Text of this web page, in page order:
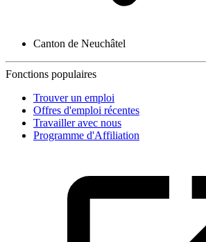
Canton de Neuchâtel
Fonctions populaires
Trouver un emploi
Offres d'emploi récentes
Travailler avec nous
Programme d'Affiliation